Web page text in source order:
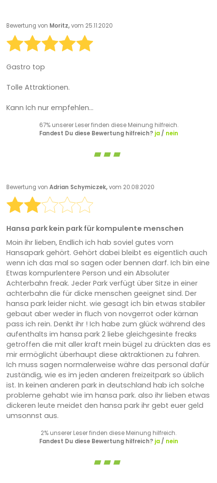
Bewertung von Moritz,vom 25.11.2020
Gastro top
Tolle Attraktionen.
Kann Ich nur empfehlen...
67% unserer Leser finden diese Meinung hilfreich.
Fandest Du diese Bewertung hilfreich? ja/ nein
Bewertung von Adrian Schymiczek,vom 20.08.2020
Hansa park kein park für kompulente menschen
Moin ihr lieben, Endlich ich hab soviel gutes vom
Hansapark gehört. Gehört dabei bleibt es eigentlich auch
wenn ich das mal so sagen oder bennen darf. Ich bin eine
Etwas kompurlentere Person und ein Absoluter
Achterbahn freak. Jeder Park verfügt über Sitze in einer
achterbahn die für dicke menschen geeignet sind. Der
hansa park leider nicht. wie gesagt ich bin etwas stabiler
gebaut aber weder in fluch von novgerrot oder kärnan
pass ich rein. Denkt ihr ! Ich habe zum glück während des
aufenthalts im hansa park 2 liebe gleichgesinte freaks
getroffen die mit aller kraft mein bügel zu drückten das es
mir ermöglicht überhaupt diese aktraktionen zu fahren.
Ich muss sagen normalerweise währe das personal dafür
zuständig, wie es im jeden anderen freizeitpark so üblich
ist. In keinen anderen park in deutschland hab ich solche
probleme gehabt wie im hansa park. also ihr lieben etwas
dickeren leute meidet den hansa park ihr gebt euer geld
umsonnst aus.
2% unserer Leser finden diese Meinung hilfreich.
Fandest Du diese Bewertung hilfreich? ja/ nein